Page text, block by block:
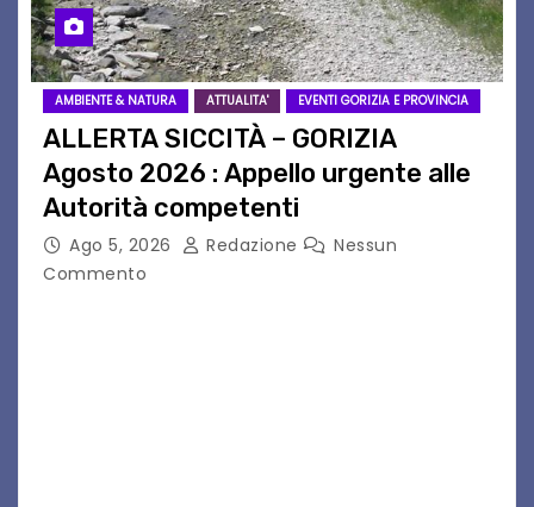
AMBIENTE & NATURA ATTUALITA' EVENTI GORIZIA E PROVINCIA
ALLERTA SICCITÀ – GORIZIA
Agosto 2026 : Appello urgente alle
Autorità competenti
Ago 5, 2026 Redazione
Nessun
Commento